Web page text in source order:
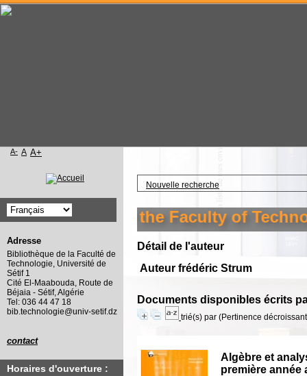
Nouvelle recherche
the library of the Faculty of
Détail de l'auteur
Auteur frédéric Strum
Documents disponibles écrits
trié(s) par (Pertinence
Algèbre et
première année
Accueil
A- A A+
Adresse
Bibliothèque de la Faculté de
Technologie, Université de
Sétif 1
Cité El-Maabouda, Route de
Béjaia - Sétif, Algérie
Tel: 036 44 47 18
bib.technologie@univ-setif.dz
contact
Horaires d'ouverture :